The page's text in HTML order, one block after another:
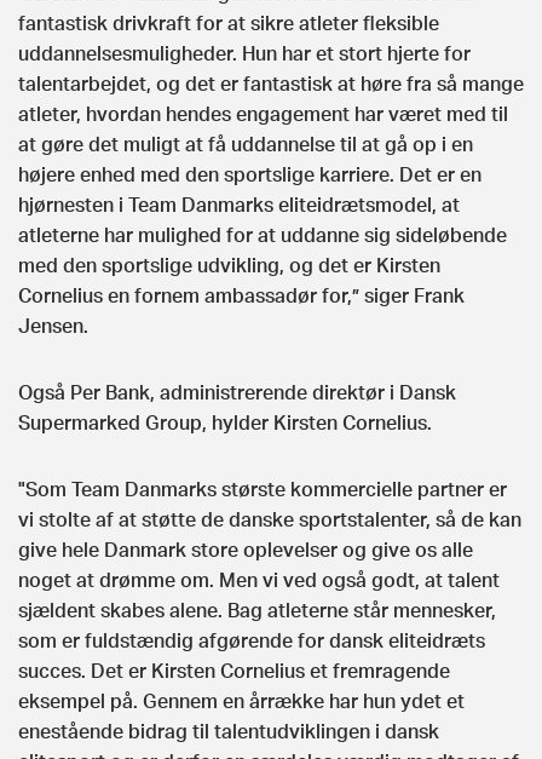
fantastisk drivkraft for at sikre atleter fleksible
uddannelsesmuligheder. Hun har et stort hjerte for
talentarbejdet, og det er fantastisk at høre fra så mange
atleter, hvordan hendes engagement har været med til
at gøre det muligt at få uddannelse til at gå op i en
højere enhed med den sportslige karriere. Det er en
hjørnesten i Team Danmarks eliteidrætsmodel, at
atleterne har mulighed for at uddanne sig sideløbende
med den sportslige udvikling, og det er Kirsten
Cornelius en fornem ambassadør for,” siger Frank
Jensen.
Også Per Bank, administrerende direktør i Dansk
Supermarked Group, hylder Kirsten Cornelius.
"Som Team Danmarks største kommercielle partner er
vi stolte af at støtte de danske sportstalenter, så de kan
give hele Danmark store oplevelser og give os alle
noget at drømme om. Men vi ved også godt, at talent
sjældent skabes alene. Bag atleterne står mennesker,
som er fuldstændig afgørende for dansk eliteidræts
succes. Det er Kirsten Cornelius et fremragende
eksempel på. Gennem en årrække har hun ydet et
enestående bidrag til talentudviklingen i dansk